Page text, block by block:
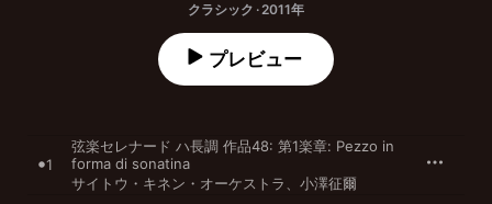
クラシック · 2011年
プレビュー
1
弦楽セレナード ハ長調 作品48: 第1楽章: Pezzo in
forma di sonatina
サイトウ・キネン・オーケストラ
小澤征爾